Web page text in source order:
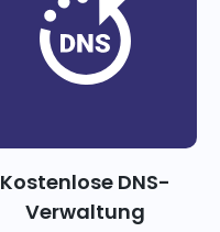
Kostenlose DNS-
Verwaltung